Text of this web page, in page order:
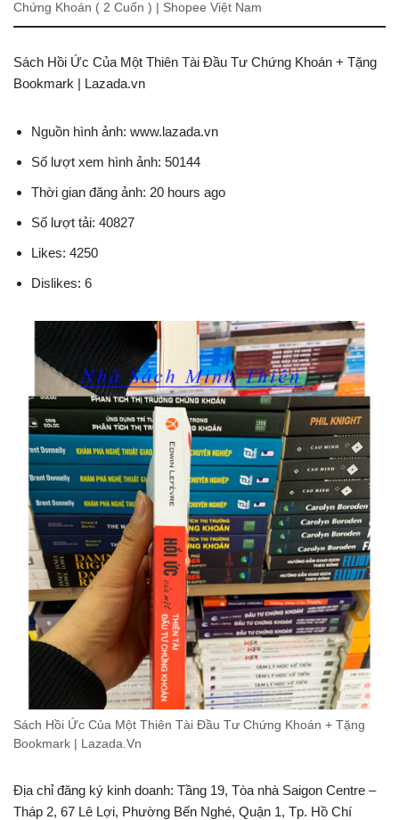
Chứng Khoán ( 2 Cuốn ) | Shopee Việt Nam
Sách Hồi Ức Của Một Thiên Tài Đầu Tư Chứng Khoán + Tặng
Bookmark | Lazada.vn
Nguồn hình ảnh: www.lazada.vn
Số lượt xem hình ảnh: 50144
Thời gian đăng ảnh: 20 hours ago
Số lượt tải: 40827
Likes: 4250
Dislikes: 6
Sách Hồi Ức Của Một Thiên Tài Đầu Tư Chứng Khoán + Tặng
Bookmark | Lazada.Vn
Địa chỉ đăng ký kinh doanh: Tầng 19, Tòa nhà Saigon Centre –
Tháp 2, 67 Lê Lợi, Phường Bến Nghé, Quận 1, Tp. Hồ Chí